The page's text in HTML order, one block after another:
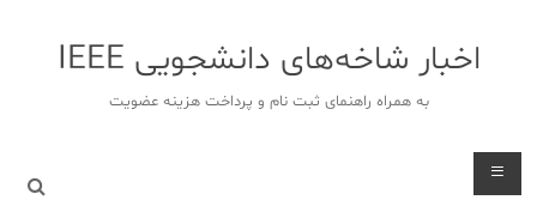
اخبار شاخه‌های دانشجویی IEEE
به همراه راهنمای ثبت نام و پرداخت هزینه عضویت